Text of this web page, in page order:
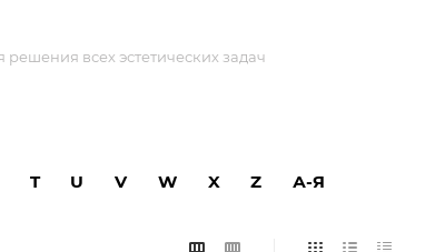
всех эстетических задач
T U V W X Z А-Я